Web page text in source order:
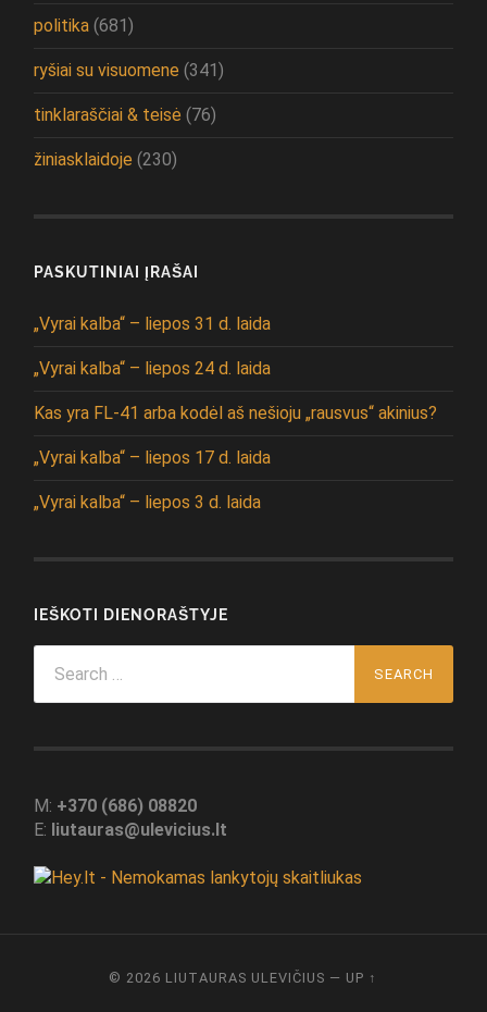
politika (681)
ryšiai su visuomene (341)
tinklaraščiai & teisė (76)
žiniasklaidoje (230)
PASKUTINIAI ĮRAŠAI
„Vyrai kalba“ – liepos 31 d. laida
„Vyrai kalba“ – liepos 24 d. laida
Kas yra FL-41 arba kodėl aš nešioju „rausvus“ akinius?
„Vyrai kalba“ – liepos 17 d. laida
„Vyrai kalba“ – liepos 3 d. laida
IEŠKOTI DIENORAŠTYJE
for:
M: +370 (686) 08820
E: liutauras@ulevicius.lt
© 2026 LIUTAURAS ULEVIČIUS — UP ↑